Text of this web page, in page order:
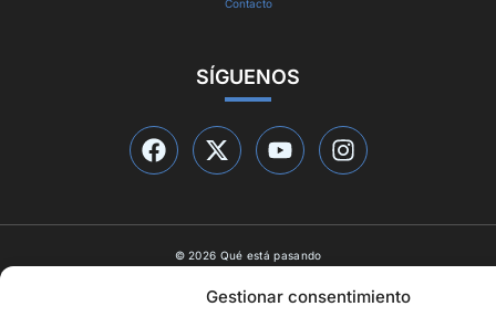
Gestionar consentimiento
Contacto
SÍGUENOS
© 2026 Qué está pasando